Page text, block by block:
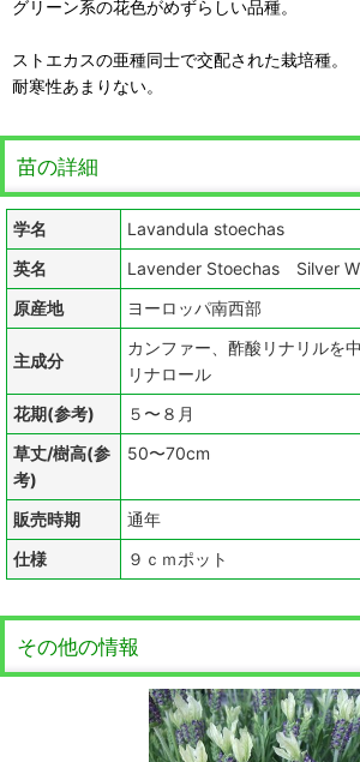
グリーン系の花色がめずらしい品種。
ストエカスの亜種同士で交配された栽培種。
耐寒性あまりない。
苗の詳細
学名
Lavandula stoechas
英名
Lavender Stoechas Silver
原産地
ヨーロッパ南西部
主成分
カンファー、酢酸リナリルを
リナロール
花期(参考)
５〜８月
草丈/樹高(参
考)
50〜70cm
販売時期
通年
仕様
９ｃｍポット
その他の情報